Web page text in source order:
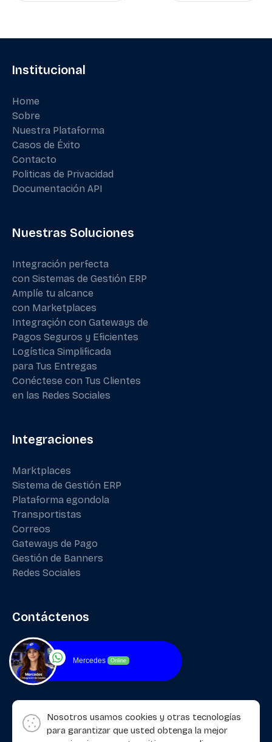
Institucional
Home
Sobre
Nuestra Plataforma
Casos de Éxito
Contacto
Politicas de Privacidad
Documentación API
Nuestras Soluciones
Integración perfecta
con Sistemas de Gestión ERP
Amplíe tu alcance
con Marketplaces
Integraçión con Gateways de
Pagos Seguros y Eficientes
Logística Simplificada
para Tus Entregas
Conéctese con Tus Clientes
en las Redes Sociales
Integraciones
Marktplaces
Sistema de Gestión ERP
Plataforma egondola
Transportistas
Correos
Gateways de Pago
Gestión de Banners
Redes Sociales
Contáctenos
Mercedes Online
Nosotros usamos cookies y otras tecnologías
para garantizar que usted obtenga la mejor